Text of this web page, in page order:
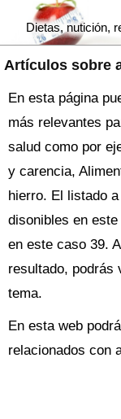
Artículos sobre
Dietas, nutición,
En esta página
más relevantes
salud como por
y carencia,
hierro. El listado
disonibles en
en este caso 39.
resultado, podrás
tema.
En esta web
relacionados con